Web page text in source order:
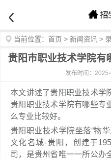
当前位置： 首页 > 新闻资讯 >
贵阳市职业技术学院有
发布时间：
本文讲述了贵阳职业技术学
贵阳职业技术学院有哪些专
么专业比较好。
贵阳职业技术学院坐落“物
文化名城-贵阳，创建于
司，是贵州省唯一一所公办